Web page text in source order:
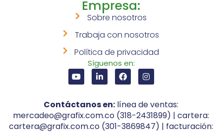
Empresa:
Sobre nosotros
Trabaja con nosotros
Política de privacidad
Síguenos en:
Contáctanos en: línea de ventas:
mercadeo@grafix.com.co (318-2431899) | cartera:
cartera@grafix.com.co (301-3869847) | facturación: